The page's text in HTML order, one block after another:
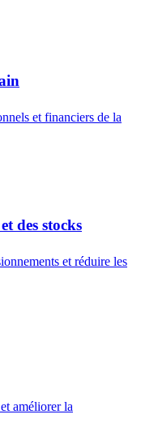
et financiers de la
des stocks
et réduire les
améliorer la